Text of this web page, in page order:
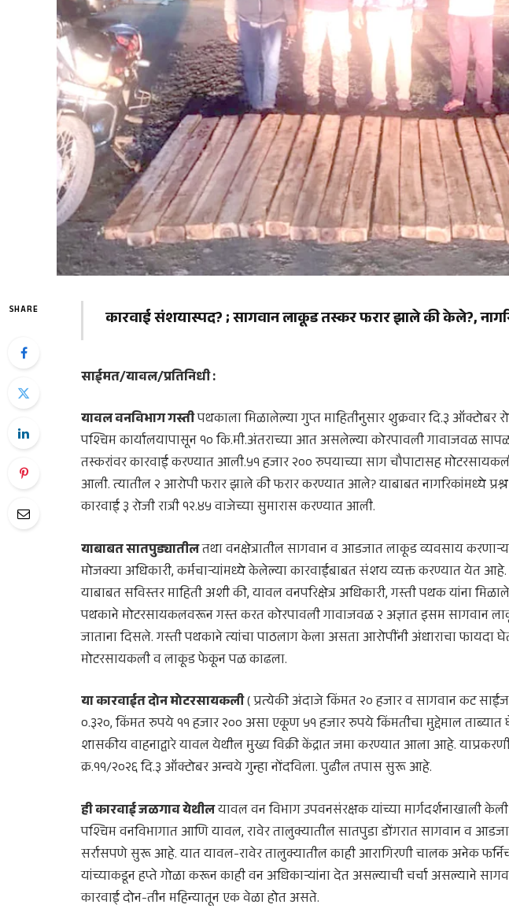
SHARE कारवाई संशयास्पद? ; सागवान लाकूड तस्कर फरार झाले की केले?,
साईमत/यावल/प्रतिनिधी :
यावल वनविभाग गस्तीपथकाला मिळालेल्या गुप्त माहितीनुसार शुक्रवार दि.३ ऑक्टोबर
पश्चिम कार्यालयापासून १० कि.मी.अंतराच्या आत असलेल्या कोरपावली गावाजवळ
तस्करांवर कारवाई करण्यात आली.५१ हजार २०० रुपयाच्या साग चौपाटासह
आली. त्यातील २ आरोपी फरार झाले की फरार करण्यात आले? याबाबत नागरिकांमध्ये
कारवाई ३ रोजी रात्री १२.४५ वाजेच्या सुमारास करण्यात आली.
याबाबत सातपुड्यातीलतथा वनक्षेत्रातील सागवान व आडजात लाकूड व्यवसाय
मोजक्या अधिकारी, कर्मचाऱ्यांमध्ये केलेल्या कारवाईबाबत संशय व्यक्त करण्यात येत आहे.
याबाबत सविस्तर माहिती अशी की, यावल वनपरिक्षेत्र अधिकारी, गस्ती पथक यांना
पथकाने मोटरसायकलवरून गस्त करत कोरपावली गावाजवळ २ अज्ञात इसम सागवान
जाताना दिसले. गस्ती पथकाने त्यांचा पाठलाग केला असता आरोपींनी अंधाराचा फायदा
मोटरसायकली व लाकूड फेकून पळ काढला.
या कारवाईत दोन मोटरसायकली( प्रत्येकी अंदाजे किंमत २० हजार व सागवान कट
०.३२०, किंमत रुपये ११ हजार २०० असा एकूण ५१ हजार रुपये किंमतीचा मुद्देमाल ताब्यात
शासकीय वाहनाद्वारे यावल येथील मुख्य विक्री केंद्रात जमा करण्यात आला आहे.
क्र.११/२०२६ दि.३ ऑक्टोबर अन्वये गुन्हा नोंदविला. पुढील तपास सुरू आहे.
ही कारवाई जळगाव येथीलयावल वन विभाग उपवनसंरक्षक यांच्या मार्गदर्शनाखाली
पश्चिम वनविभागात आणि यावल, रावेर तालुक्यातील सातपुडा डोंगरात सागवान व
सर्रासपणे सुरू आहे. यात यावल-रावेर तालुक्यातील काही आरागिरणी चालक अनेक
यांच्याकडून हप्ते गोळा करून काही वन अधिकाऱ्यांना देत असल्याची चर्चा असल्याने
कारवाई दोन-तीन महिन्यातून एक वेळा होत असते.